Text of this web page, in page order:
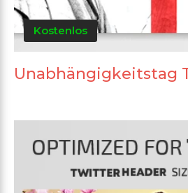
Kostenlos
Unabhängigkeitstag